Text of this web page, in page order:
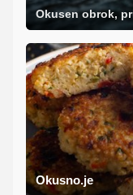
Okusen obrok,
Okusno.je